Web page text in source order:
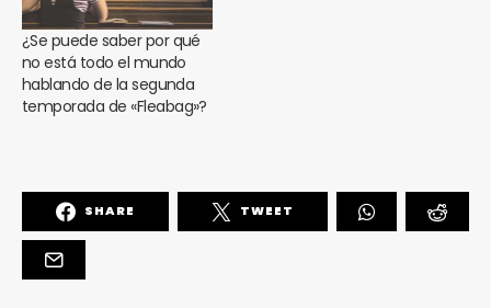
¿Se puede saber por qué
no está todo el mundo
hablando de la segunda
temporada de «Fleabag»?
SHARE TWEET